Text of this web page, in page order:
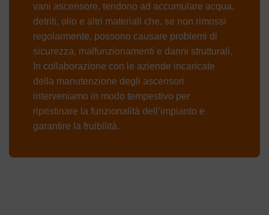
vani ascensore, tendono ad accumulare acqua,
detriti, olio e altri materiali che, se non rimossi
regolarmente, possono causare problemi di
sicurezza, malfunzionamenti e danni strutturali.
In collaborazione con le aziende incaricate
della manutenzione degli ascensori
interveniamo in modo tempestivo per
ripristinare la funzionalità dell’impianto e
garantire la fruibilità.